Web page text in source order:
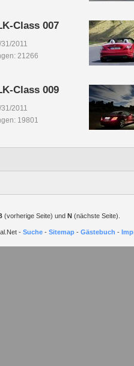
Class 007
2011
21266
Class 009
2011
19801
(vorherige Seite) und N (nächste Seite).
- Suche - Sitemap - Gästebuch -